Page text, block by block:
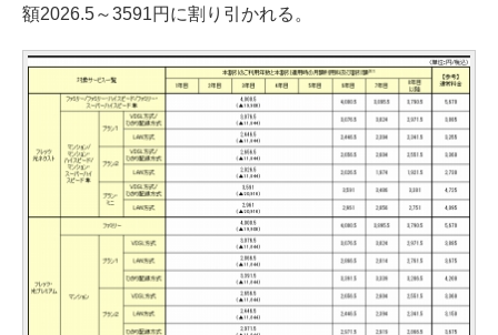
額2026.5～3591円に割り引かれる。